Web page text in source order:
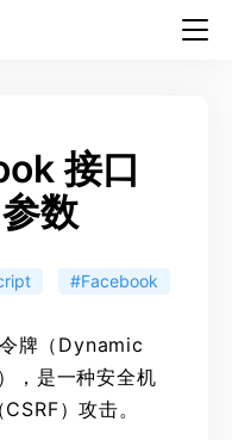
接口
数
#Facebook
牌（Dynamic
是一种安全机
）攻击。